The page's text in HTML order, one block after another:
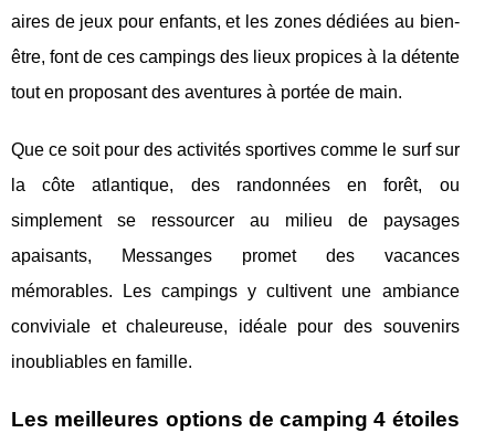
aires de jeux pour enfants, et les zones dédiées au bien-
être, font de ces campings des lieux propices à la détente
tout en proposant des aventures à portée de main.
Que ce soit pour des activités sportives comme le surf sur
la côte atlantique, des randonnées en forêt, ou
simplement se ressourcer au milieu de paysages
apaisants, Messanges promet des vacances
mémorables. Les campings y cultivent une ambiance
conviviale et chaleureuse, idéale pour des souvenirs
inoubliables en famille.
Les meilleures options de camping 4 étoiles